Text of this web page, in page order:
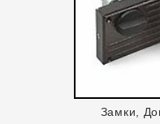
Замки,